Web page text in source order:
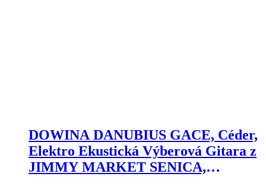
DOWINA DANUBIUS GACE, Céder,
Elektro Ekustická Výberová Gitara z
JIMMY MARKET SENICA,